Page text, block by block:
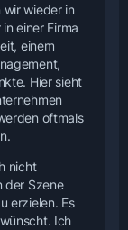
wir wieder in
einer Firma
einem
Hier sieht
oftmals
nicht
der Szene
erzielen. Es
Ich